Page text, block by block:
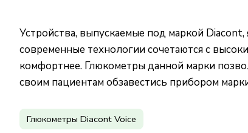
Устройства, выпускаемые под маркой
современные технологии сочетаются с
комфортнее. Глюкометры данной марки
своим пациентам обзавестись прибором
Глюкометры Diacont Voice